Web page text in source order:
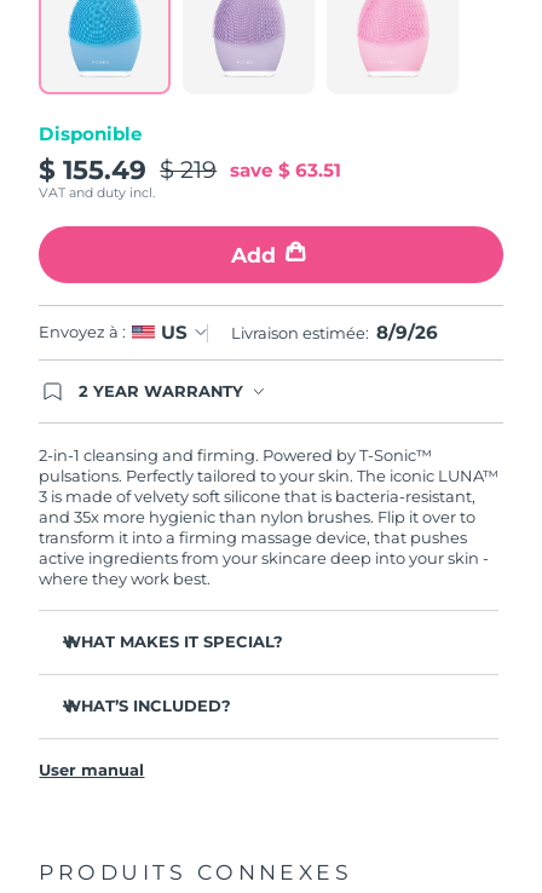
Reviews.
Same
page
link.
Disponible
$ 155.49 $ 219 save $ 63.51
VAT and duty incl.
Add
Envoyez à : US Livraison estimée: 8/9/26
2 YEAR WARRANTY
issues within 2-year of purchase, FOREO will
replace your product free of charge.
2-in-1 cleansing and firming. Powered by T-Sonic™
pulsations. Perfectly tailored to your skin. The iconic LUNA™
3 is made of velvety soft silicone that is bacteria-resistant,
and 35x more hygienic than nylon brushes. Flip it over to
transform it into a firming massage device, that pushes
active ingredients from your skincare deep into your skin -
where they work best.
WHAT MAKES IT SPECIAL?
makeup residue from skin.
Removes impurities trapped deep within pores –
WHAT’S INCLUDED?
USB charging cable
General manual
User manual
PRODUITS CONNEXES